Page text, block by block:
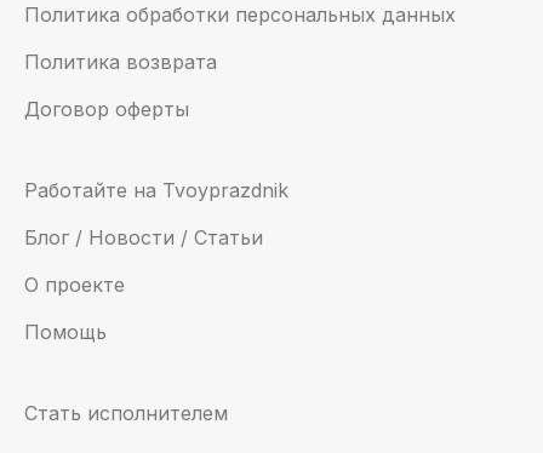
Политика обработки персональных данных
Политика возврата
Договор оферты
Работайте на Tvoyprazdnik
Блог / Новости / Статьи
О проекте
Помощь
Стать исполнителем